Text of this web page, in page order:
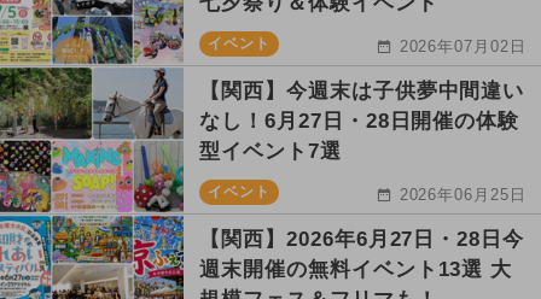
イベント 2026年07月02日
【関西】今週末は子供夢中間違い
なし！6月27日・28日開催の体験
型イベント7選
イベント 2026年06月25日
【関西】2026年6月27日・28日今
週末開催の無料イベント13選 大